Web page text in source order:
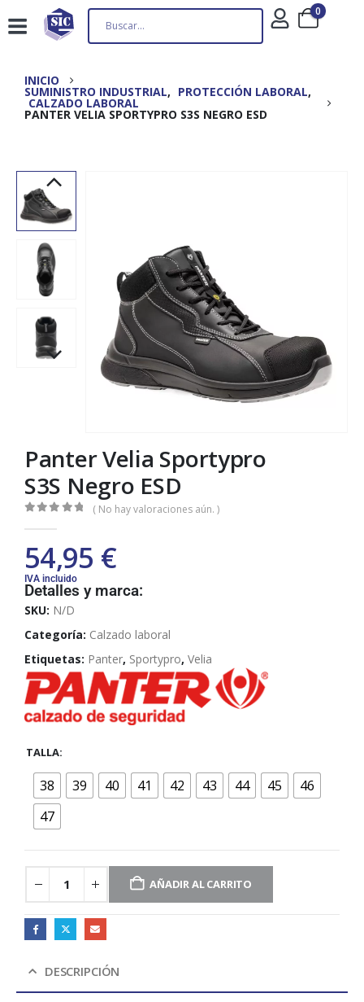
0
INICIO
SUMINISTRO INDUSTRIAL, PROTECCIÓN LABORAL,
CALZADO LABORAL
PANTER VELIA SPORTYPRO S3S NEGRO ESD
Panter Velia Sportypro
S3S Negro ESD
( No hay valoraciones aún. )
54,95 €
IVA incluido
Detalles y marca:
SKU: N/D
Categoría: Calzado laboral
Etiquetas: Panter, Sportypro, Velia
TALLA
38 39 40 41 42 43 44 45
46
47
AÑADIR AL CARRITO
DESCRIPCIÓN